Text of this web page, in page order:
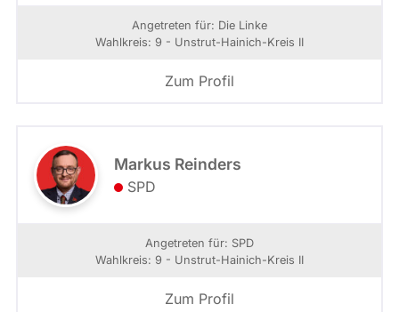
Angetreten für: Die Linke
Wahlkreis: 9 - Unstrut-Hainich-Kreis II
Zum Profil
Markus Reinders
SPD
Angetreten für: SPD
Wahlkreis: 9 - Unstrut-Hainich-Kreis II
Zum Profil